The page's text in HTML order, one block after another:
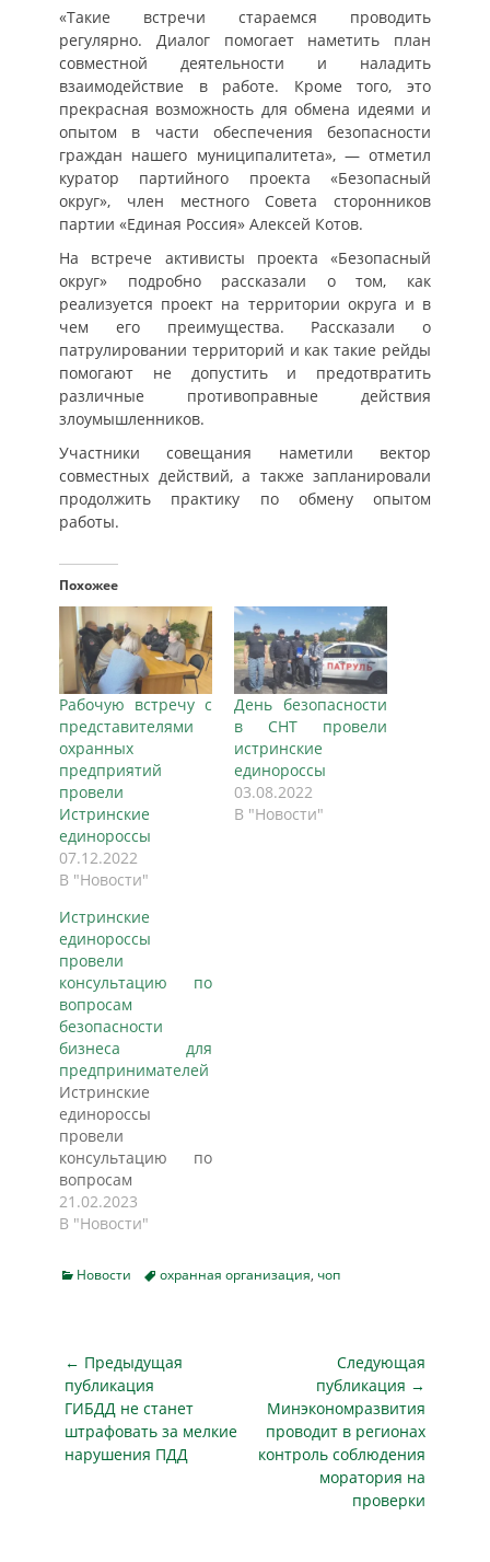
«Такие встречи стараемся проводить
регулярно. Диалог помогает наметить план
совместной деятельности и наладить
взаимодействие в работе. Кроме того, это
прекрасная возможность для обмена идеями и
опытом в части обеспечения безопасности
граждан нашего муниципалитета», — отметил
куратор партийного проекта «Безопасный
округ», член местного Совета сторонников
партии «Единая Россия» Алексей Котов.
На встрече активисты проекта «Безопасный
округ» подробно рассказали о том, как
реализуется проект на территории округа и в
чем его преимущества. Рассказали о
патрулировании территорий и как такие рейды
помогают не допустить и предотвратить
различные противоправные действия
злоумышленников.
Участники совещания наметили вектор
совместных действий, а также запланировали
продолжить практику по обмену опытом
работы.
Похожее
Рабочую встречу с
представителями
охранных
предприятий
провели
Истринские
единороссы
07.12.2022
В "Новости"
День безопасности
в СНТ провели
истринские
единороссы
03.08.2022
В "Новости"
Истринские
единороссы
провели
консультацию по
вопросам
безопасности
бизнеса для
предпринимателей
Истринские
единороссы
провели
консультацию по
вопросам
безопасности
бизнеса для
сообщает ИСТРА
СЕГОДНЯ. День
единороссы в
городском округе
Истра.
Консультацию по
вопросам
обеспечения
21.02.2023
В "Новости"
Categories
Новости Tagsохранная организация, чоп
Навигация
по
записям
← Предыдущая
публикация
Предыдущая
публикация
ГИБДД не станет
штрафовать за мелкие
нарушения ПДД
Следующая
публикация →
Следующая
публикация
Минэкономразвития
проводит в регионах
контроль соблюдения
моратория на
проверки